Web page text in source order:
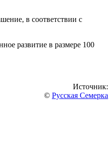
в соответствии с
развитие в размере 100
Источник:
© Русская Семерка